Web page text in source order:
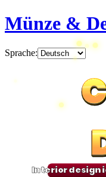
Münze &
Sprache:
Interior design